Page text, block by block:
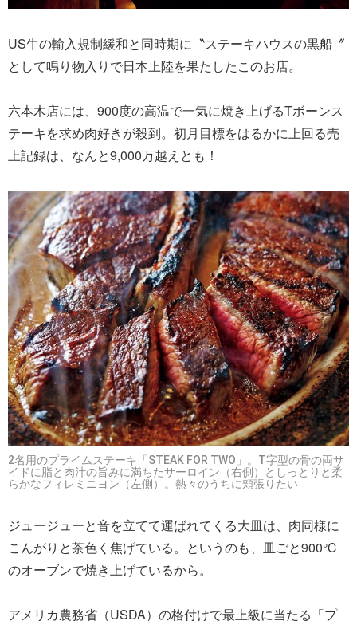
US牛の輸入規制緩和と同時期に〝ステーキハウスの黒船〞
として鳴り物入りで日本上陸を果たしたこのお店。
六本木店には、900度の高温で一気に焼き上げるTボーンス
テーキを求め肉好きが殺到。初月目標をはるかに上回る売
上記録は、なんと9,000万越えとも！
2名用のプライムステーキ「STEAK FOR TWO」。T字型の骨の両サ
イドに脂と肉汁の旨みに満ちたサーロイン（右側）としっとりと柔
らかなフィレミニヨン（左側）。熱々のうちに頬張りたい
ジュージューと音を立てて運ばれてくる大皿は、肉同様に
こんがりと茶色く焦げている。というのも、皿ごと900℃
のオーブンで焼き上げているから。
アメリカ農務省（USDA）の格付けで最上級に当たる「プ